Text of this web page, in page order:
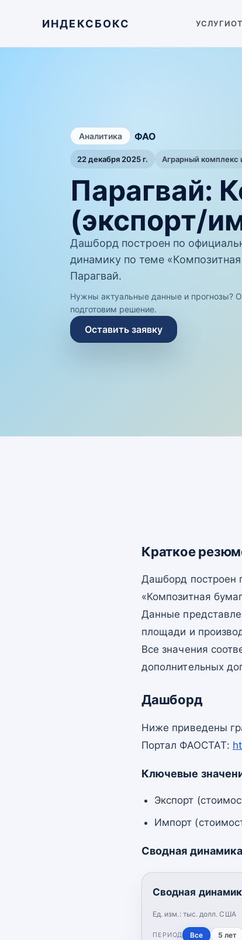
ИНДЕКСБОКС УСЛУГИ
Аналитика /ФАО
22 декабря 2025 г. Аграрный комплекс
Парагвай:
(экспорт/
Дашборд построен по
динамику по теме
Парагвай.
Нужны актуальные данные и прогнозы?
подготовим решение.
Оставить заявку
Краткое
Дашборд построен
«Композитная
Данные
площади и
Все значения
дополнительных
Дашборд
Ниже приведены
Портал ФАОСТАТ:
Ключевые
Экспорт
Импорт
Сводная
Сводная
Ед. изм.: тыс. долл. США
ПЕРИОД Все 5 лет